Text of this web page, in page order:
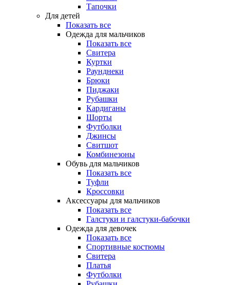
Тапочки
Для детей
Показать все
Одежда для мальчиков
Показать все
Свитера
Куртки
Раунднеки
Брюки
Пиджаки
Рубашки
Кардиганы
Шорты
Футболки
Джинсы
Свитшот
Комбинезоны
Обувь для мальчиков
Показать все
Туфли
Кроссовки
Аксессуары для мальчиков
Показать все
Галстуки и галстуки-бабочки
Одежда для девочек
Показать все
Спортивные костюмы
Свитера
Платья
Футболки